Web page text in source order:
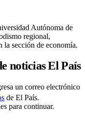
Autónoma de
regional,
la sección de economía.
noticias El País
un correo electrónico
de El País.
para continuar.